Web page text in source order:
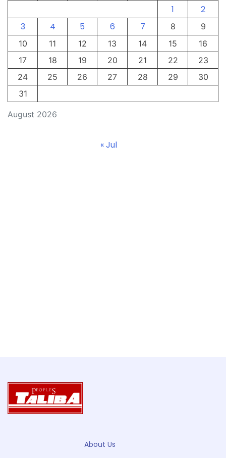
August 2026
1
2
3
4 5 6 7 8
9
10
11 12 13 14 15
16
17
18 19 20 21 22
23
24
25 26 27 28 29
30
31
« Jul
About Us